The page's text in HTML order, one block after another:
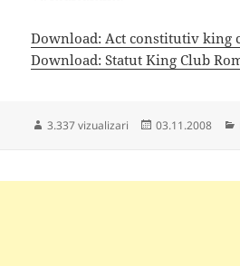
Download: Act constitutiv king
Download: Statut King Club
3.337 vizualizari
Publicat
03.11.2008